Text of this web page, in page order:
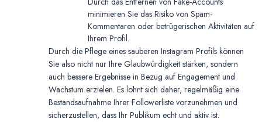
minimieren Sie das Risiko von Spam-
Kommentaren oder betrügerischen Aktivitäten auf
Ihrem Profil.
Durch die Pflege eines sauberen Instagram Profils können
Sie also nicht nur Ihre Glaubwürdigkeit stärken, sondern
auch bessere Ergebnisse in Bezug auf Engagement und
Wachstum erzielen. Es lohnt sich daher, regelmäßig eine
Bestandsaufnahme Ihrer Followerliste vorzunehmen und
sicherzustellen, dass Ihr Publikum echt und aktiv ist.